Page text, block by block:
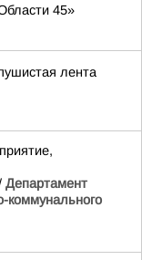
45»
лента
Департамент
коммунального